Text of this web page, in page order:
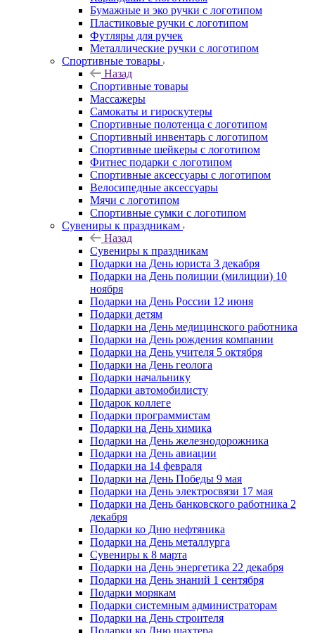
Бумажные и эко ручки с логотипом
Пластиковые ручки с логотипом
Футляры для ручек
Металлические ручки с логотипом
Спортивные товары
Назад
Спортивные товары
Массажеры
Самокаты и гироскутеры
Спортивные полотенца с логотипом
Спортивный инвентарь с логотипом
Спортивные шейкеры с логотипом
Фитнес подарки с логотипом
Спортивные аксессуары с логотипом
Велосипедные аксессуары
Мячи с логотипом
Спортивные сумки с логотипом
Сувениры к праздникам
Назад
Сувениры к праздникам
Подарки на День юриста 3 декабря
Подарки на День полиции (милиции) 10
ноября
Подарки на День России 12 июня
Подарки детям
Подарки на День медицинского работника
Подарки на День рождения компании
Подарки на День учителя 5 октября
Подарки на День геолога
Подарки начальнику
Подарки автомобилисту
Подарок коллеге
Подарки программистам
Подарки на День химика
Подарки на День железнодорожника
Подарки на День авиации
Подарки на 14 февраля
Подарки на День Победы 9 мая
Подарки на День электросвязи 17 мая
Подарки на День банковского работника 2
декабря
Подарки ко Дню нефтяника
Подарки на День металлурга
Сувениры к 8 марта
Подарки на День энергетика 22 декабря
Подарки на День знаний 1 сентября
Подарки морякам
Подарки системным администраторам
Подарки на День строителя
Подарки ко Дню шахтера